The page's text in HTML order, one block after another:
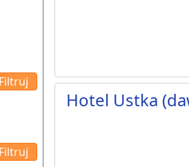
Hotel Ustka